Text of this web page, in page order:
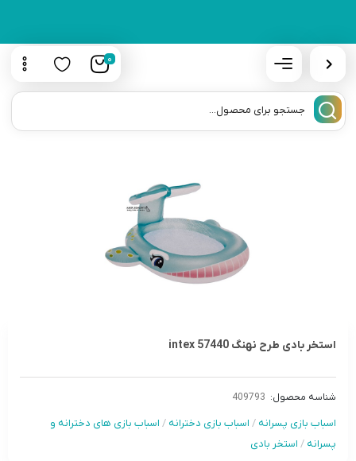
0
استخر بادی طرح نهنگ 57440 intex
شناسه محصول: 409793
اسباب بازی پسرانه / اسباب بازی دخترانه / اسباب بازی های دخترانه و
پسرانه / استخر بادی